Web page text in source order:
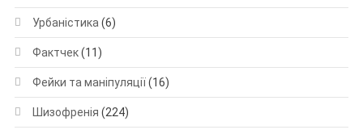
Урбаністика (6)
Фактчек(11)
Фейки та маніпуляції(16)
Шизофренія (224)